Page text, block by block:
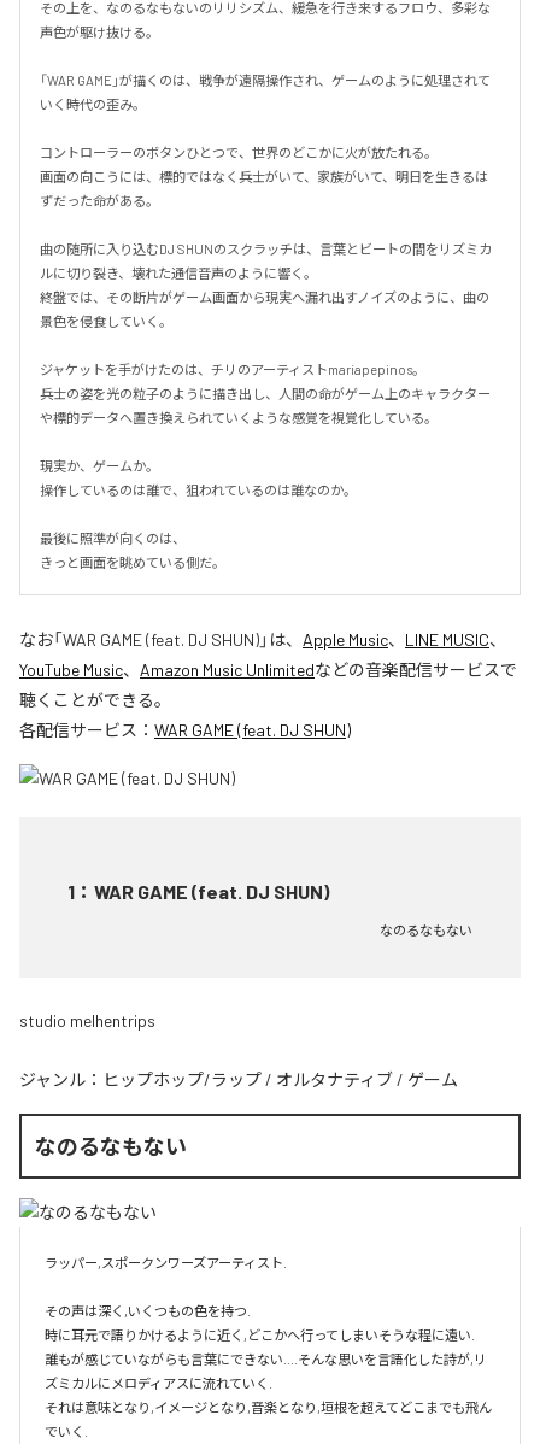
その上を、なのるなもないのリリシズム、緩急を行き来するフロウ、多彩な
声色が駆け抜ける。
「WAR GAME」が描くのは、戦争が遠隔操作され、ゲームのように処理されて
いく時代の歪み。
コントローラーのボタンひとつで、世界のどこかに火が放たれる。
画面の向こうには、標的ではなく兵士がいて、家族がいて、明日を生きるは
ずだった命がある。
曲の随所に入り込むDJ SHUNのスクラッチは、言葉とビートの間をリズミカ
ルに切り裂き、壊れた通信音声のように響く。
終盤では、その断片がゲーム画面から現実へ漏れ出すノイズのように、曲の
景色を侵食していく。
ジャケットを手がけたのは、チリのアーティストmariapepinos。
兵士の姿を光の粒子のように描き出し、人間の命がゲーム上のキャラクター
や標的データへ置き換えられていくような感覚を視覚化している。
現実か、ゲームか。
操作しているのは誰で、狙われているのは誰なのか。
最後に照準が向くのは、
きっと画面を眺めている側だ。
なお「WAR GAME (feat. DJ SHUN)」は、 Apple Music、 LINE MUSIC、
YouTube Music、 Amazon Music Unlimitedなどの音楽配信サービスで
聴くことができる。
各配信サービス： WAR GAME (feat. DJ SHUN)
1 ： WAR GAME (feat. DJ SHUN)
なのるなもない
studio melhentrips
ジャンル： ヒップホップ/ラップ / オルタナティブ / ゲーム
なのるなもない
ラッパー,スポークンワーズアーティスト.
その声は深く,いくつもの色を持つ.
時に耳元で語りかけるように近く,どこかへ行ってしまいそうな程に遠い.
誰もが感じていながらも言葉にできない....そんな思いを言語化した詩が,リ
ズミカルにメロディアスに流れていく.
それは意味となり,イメージとなり,音楽となり,垣根を超えてどこまでも飛ん
でいく.